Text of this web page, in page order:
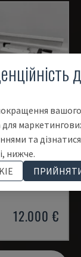
ВЕРСТАТ
12.000 €
вашого
та
нижче.